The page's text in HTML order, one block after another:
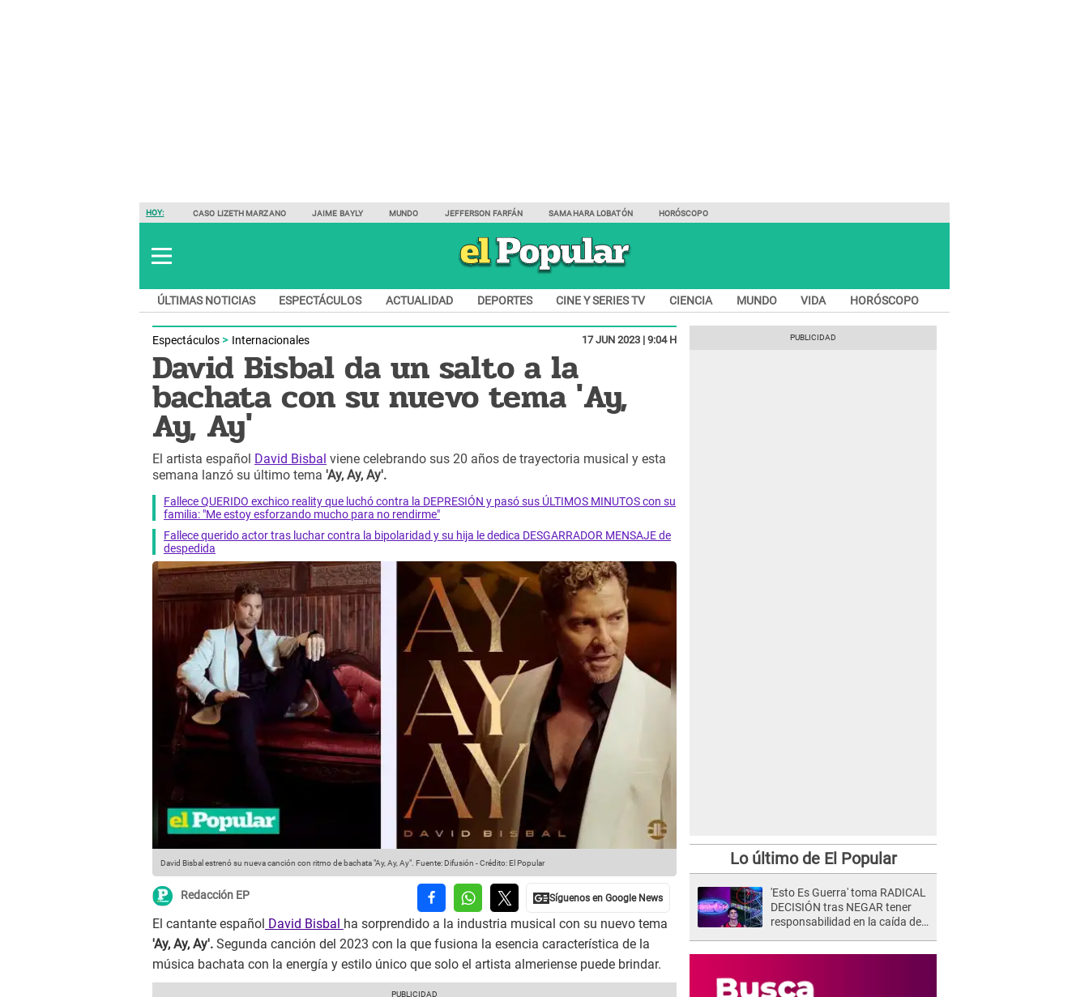
HOY: CASO LIZETH MARZANO JAIME BAYLY MUNDO JEFFERSON FARFÁN SAMAHARA LOBATÓN HORÓSCOPO
ÚLTIMAS NOTICIAS ESPECTÁCULOS ACTUALIDAD DEPORTES CINE Y SERIES TV CIENCIA MUNDO VIDA HORÓSCOPO
Espectáculos Internacionales 17 JUN 2023 | 9:04 H
David Bisbal da un salto a la
bachata con su nuevo tema 'Ay,
Ay, Ay'
El artista español David Bisbal viene celebrando sus 20 años de trayectoria musical y esta
semana lanzó su último tema 'Ay, Ay, Ay'.
Fallece QUERIDO exchico reality que luchó contra la DEPRESIÓN y pasó sus ÚLTIMOS MINUTOS con su
familia: "Me estoy esforzando mucho para no rendirme"
Fallece querido actor tras luchar contra la bipolaridad y su hija le dedica DESGARRADOR MENSAJE de
despedida
David Bisbal estrenó su nueva canción con ritmo de bachata "Ay, Ay, Ay". Fuente: Difusión -Crédito: El Popular
Redacción EP
El cantante español David Bisbal ha sorprendido a la industria musical con su nuevo tema
'Ay, Ay, Ay'. Segunda canción del 2023 con la que fusiona la esencia característica de la
música bachata con la energía y estilo único que solo el artista almeriense puede brindar.
Lo último de El Popular
'Esto Es Guerra' toma RADICAL
DECISIÓN tras NEGAR tener
responsabilidad en la caída de